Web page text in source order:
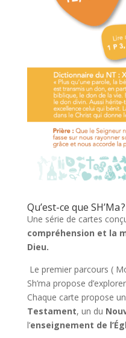
Qu’est-ce que SH’Ma ?
Une série de cartes
compréhension et la
Dieu.
Le premier parcours (
Sh’ma propose
Chaque carte propose
Testament, un du
l’enseignement de